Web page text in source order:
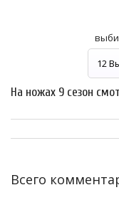
На ножах 9 сезон
Всего